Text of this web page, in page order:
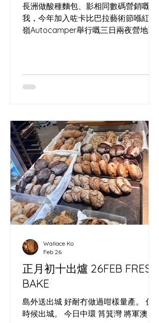
長洲做酸種麵包、影相同數碼營銷嘅
我，今年加入咗卡比巴拉藝術節喺紅花
嶺Autocamper舉行嘅三日兩夜營地聚
街頭經驗同舞台美學帶入香港。 呢次我
除咗係參加者，其實都係團隊一分子，
烤麵包畀表演者同營友免費試食，等大
家喺雜耍、空中表演同營火之間，用一
片麵包連結起味道同人情。 夜晚圍住營
火，聽住世界各地藝術家講旅程，心入
面好清楚：無論係面糰定藝術，都需要
時間發酵，先有可能長出屬於自己嘅形
狀。 ​ As a Cheung Chau sourdough
baker, photographer and digital
marketer, I joined the Capybara Arts
Autocamper in Hong Kong’s
countryside. This independent
gathering i
正月初十出爐 26FEB FRESH
BAKE
島外送出城 好耐冇做過咁樣量產。 係
時候出城。 今日中環 筲箕灣 將軍澳
Wallace Ko
Feb 26